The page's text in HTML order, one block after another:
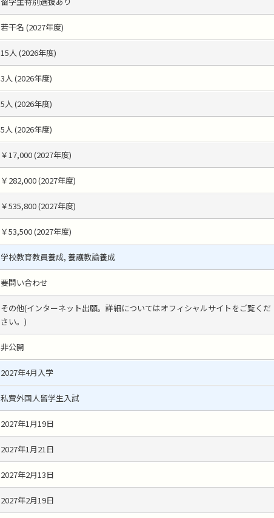
若干名 (2027年度)
15人 (2026年度)
3人 (2026年度)
5人 (2026年度)
5人 (2026年度)
￥17,000 (2027年度)
￥282,000 (2027年度)
￥535,800 (2027年度)
￥53,500 (2027年度)
学校教育教員養成, 養護教諭養成
要問い合わせ
その他(インターネット出願。詳細についてはオフィシャルサイトをご覧くだ
さい。)
非公開
2027年4月入学
私費外国人留学生入試
2027年1月19日
2027年1月21日
2027年2月13日
2027年2月19日